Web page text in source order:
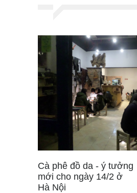
Cà phê đồ da - ý tưởng
mới cho ngày 14/2 ở
Hà Nội